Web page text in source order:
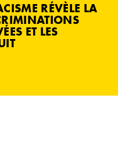
RÉVÈLE LA
ET LES